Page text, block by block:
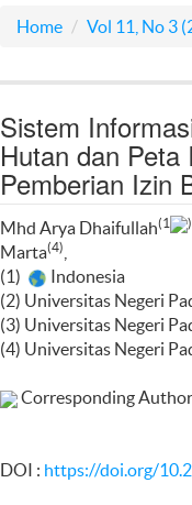
Home Vol 11, No 3
Sistem
Hutan dan Peta
Pemberian Izin
Mhd Arya Dhaifullah(1 )
Marta(4)
(1)
Indonesia
(2) Universitas Negeri
(3) Universitas Negeri
(4) Universitas Negeri
Corresponding Author
DOI : https://doi.org/